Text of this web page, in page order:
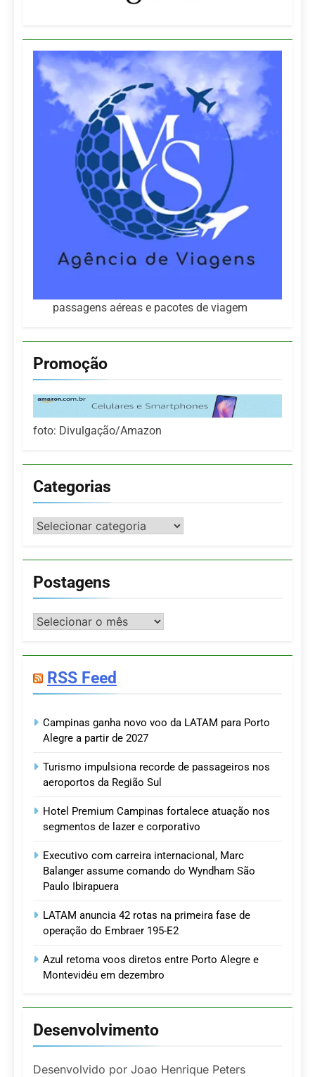
passagens aéreas e pacotes de viagem
Promoção
foto: Divulgação/Amazon
Categorias
Categorias
Postagens
Postagens
RSS Feed
Campinas ganha novo voo da LATAM para Porto
Alegre a partir de 2027
Turismo impulsiona recorde de passageiros nos
aeroportos da Região Sul
Hotel Premium Campinas fortalece atuação nos
segmentos de lazer e corporativo
Executivo com carreira internacional, Marc
Balanger assume comando do Wyndham São
Paulo Ibirapuera
LATAM anuncia 42 rotas na primeira fase de
operação do Embraer 195-E2
Azul retoma voos diretos entre Porto Alegre e
Montevidéu em dezembro
Desenvolvimento
Desenvolvido por Joao Henrique Peters